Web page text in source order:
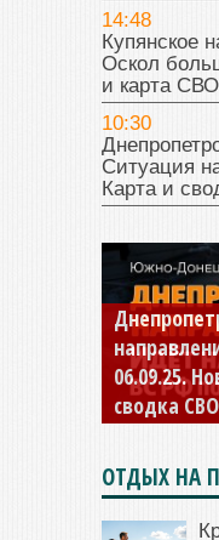
14:48
Купянское
Оскол
и карта СВО
10:30
Ситуация
Карта и
06.09.25.
сводка СВО
04.09.25
сводка СВО
ОТДЫХ НА